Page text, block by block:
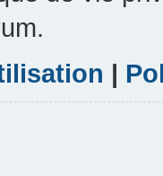
|